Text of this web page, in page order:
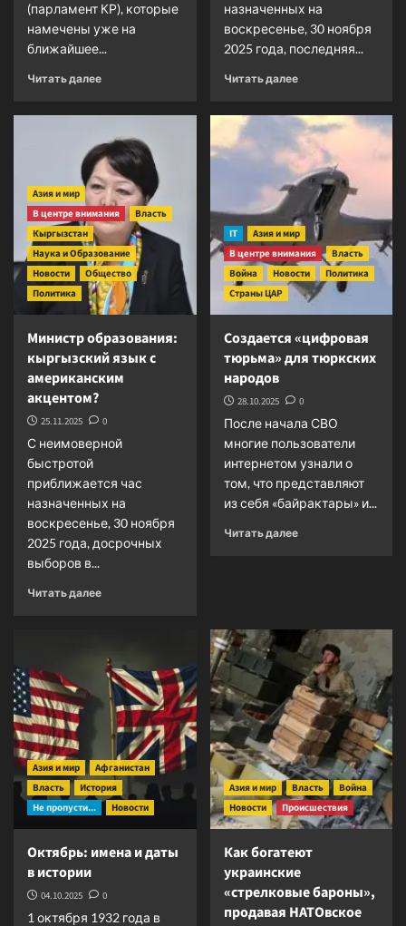
(парламент КР), которые
намечены уже на
ближайшее...
Читать далееПрочитать
реформы
в
Кыргызстане
попали
под
контроль
США
назначенных на
воскресенье, 30 ноября
2025 года, последняя...
Читать далееПрочитать
Грядущая
катастрофа
и
как
ней
будет
бороться
новый
парламент
республики
Азия и мир
В центре внимания
Власть
Кыргызстан
Наука и Образование
Новости
Общество
Политика
Министр образования:
кыргызский язык с
американским
акцентом?
25.11.2025 0
С неимоверной
быстротой
приближается час
назначенных на
воскресенье, 30 ноября
2025 года, досрочных
выборов в...
Читать далееПрочитать
образования:
кыргызский
язык
американским
акцентом?
IT
Азия и мир
В центре внимания
Власть
Война
Новости
Политика
Страны ЦАР
Создается «цифровая
тюрьма» для тюркских
народов
28.10.2025 0
После начала СВО
многие пользователи
интернетом узнали о
том, что представляют
из себя «байрактары» и...
Читать далееПрочитать
для
тюркских
народов
Азия и мир
Афганистан
Власть
История
Не пропусти...
Новости
Октябрь: имена и даты
в истории
04.10.2025 0
1 октября 1932 года в
Азия и мир Власть
Война
Новости
Происшествия
Как богатеют
украинские
«стрелковые бароны»,
продавая НАТОвское